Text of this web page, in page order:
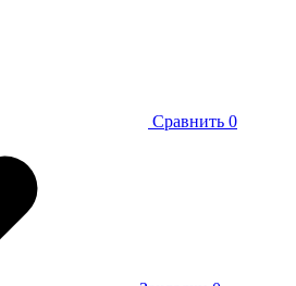
Сравнить 0